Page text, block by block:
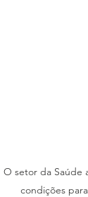
O setor da Saúde
condições